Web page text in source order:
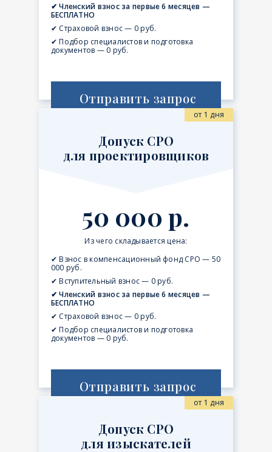
✔ Членский взнос за первые 6 месяцев —
БЕСПЛАТНО
✔ Страховой взнос — 0 руб.
✔ Подбор специалистов и подготовка
документов — 0 руб.
Отправить запрос
от 1 дня
Допуск СРО
для проектировщиков
50 000 р.
Из чего складывается цена:
✔ Взнос в компенсационный фонд СРО — 50
000 руб.
✔ Вступительный взнос — 0 руб.
✔ Членский взнос за первые 6 месяцев —
БЕСПЛАТНО
✔ Страховой взнос — 0 руб.
✔ Подбор специалистов и подготовка
документов — 0 руб.
Отправить запрос
от 1 дня
Допуск СРО
для изыскателей